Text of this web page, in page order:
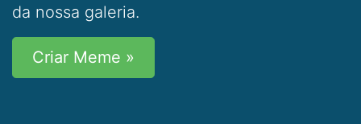
da nossa galeria.
Criar Meme »